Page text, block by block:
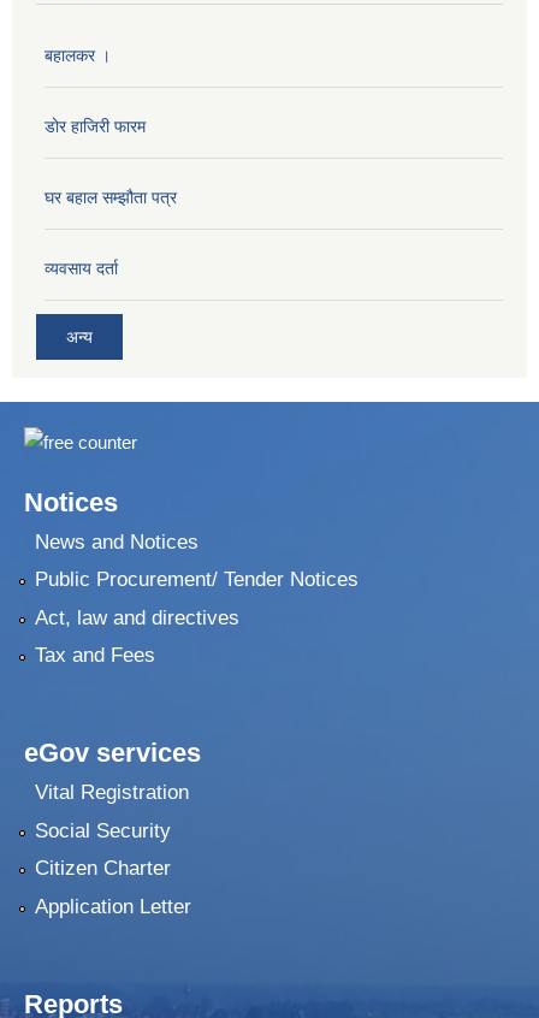
बहालकर ।
डोर हाजिरी फारम
घर बहाल सम्झौता पत्र
व्यवसाय दर्ता
अन्य
Notices
News and Notices
Public Procurement/ Tender Notices
Act, law and directives
Tax and Fees
eGov services
Vital Registration
Social Security
Citizen Charter
Application Letter
Reports